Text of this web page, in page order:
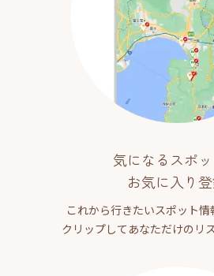
気になるスポ
お気に入り
これから行きたいスポット
クリップしてあなただけのリ